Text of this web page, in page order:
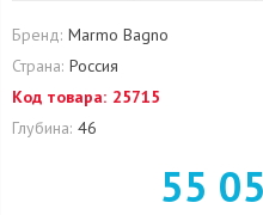
Бренд: Marmo Bagno
Страна: Россия
Код товара: 25715
Глубина: 46
55